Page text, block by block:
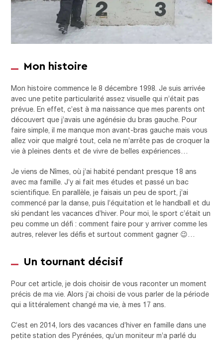
Mon histoire
Mon histoire commence le 8 décembre 1998. Je suis arrivée
avec une petite particularité assez visuelle qui n’était pas
prévue. En effet, c’est à ma naissance que mes parents ont
découvert que j’avais une agénésie du bras gauche. Pour
faire simple, il me manque mon avant-bras gauche mais vous
allez voir que malgré tout, cela ne m’arrête pas de croquer la
vie à pleines dents et de vivre de belles expériences…
Je viens de Nîmes, où j’ai habité pendant presque 18 ans
avec ma famille. J’y ai fait mes études et passé un bac
scientifique. En parallèle, je faisais un peu de sport, j’ai
commencé par la danse, puis l’équitation et le handball et du
ski pendant les vacances d’hiver. Pour moi, le sport c’était un
peu comme un défi : comment faire pour y arriver comme les
autres, relever les défis et surtout comment gagner 😉…
Un tournant décisif
Pour cet article, je dois choisir de vous raconter un moment
précis de ma vie. Alors j’ai choisi de vous parler de la période
qui a littéralement changé ma vie, à mes 17 ans.
C’est en 2014, lors des vacances d’hiver en famille dans une
petite station des Pyrénées, qu’un moniteur m’a parlé du